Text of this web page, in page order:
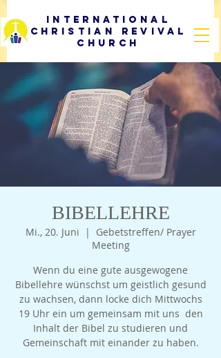
International
Christian Revival
Church
BIBELLEHRE
Mi., 20. Juni
  |
Gebetstreffen/ Prayer
Meeting
Wenn du eine gute ausgewogene
Bibellehre wünschst um geistlich gesund
zu wachsen, dann locke dich Mittwochs
19 Uhr ein um gemeinsam mit uns den
Inhalt der Bibel zu studieren und
Gemeinschaft mit einander zu haben.